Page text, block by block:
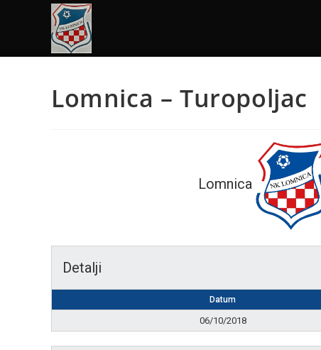
Lomnica – Turopoljac
Lomnica
Detalji
Datum
06/10/2018